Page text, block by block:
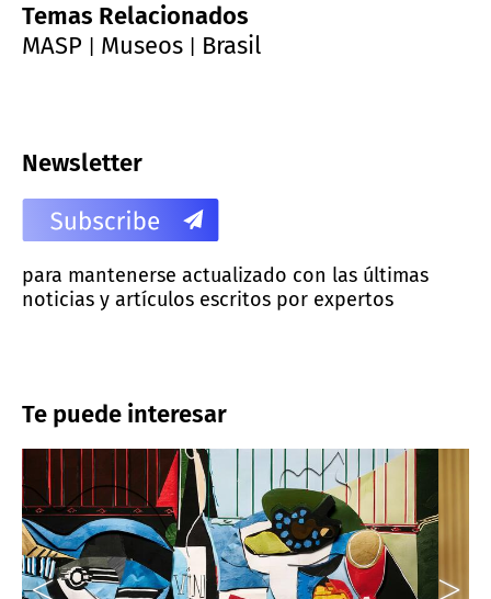
Temas Relacionados
MASP
Museos Brasil
Newsletter
para mantenerse actualizado con las últimas
noticias y artículos escritos por expertos
Te puede interesar